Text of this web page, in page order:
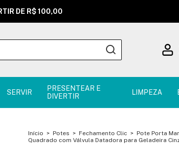
DE R$ 100,00
SERVIR
PRESENTEAR E
DIVERTIR
LIMPEZA
Início > Potes > Fechamento Clic > Pote Porta
Quadrado com Válvula Datadora para Geladeira